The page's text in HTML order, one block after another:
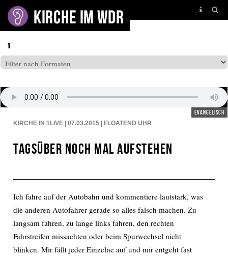
evangelisch
KIRCHE IN 1LIVE | 07.03.2015 | FLOATEND UHR
Tagsüber noch mal aufstehen
Ich fahre auf der Autobahn und kommentiere lautstark, was
die anderen Autofahrer gerade so alles falsch machen. Zu
langsam fahren, zu lange links fahren, den rechten
Fahrstreifen missachten oder beim Spurwechsel nicht
blinken. Mir fällt jeder Einzelne auf und mir entgeht fast